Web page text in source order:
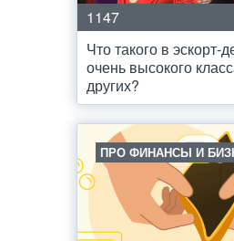
1147
Что такого в эскорт-
очень высокого
других?
ПРО ФИНАНСЫ И